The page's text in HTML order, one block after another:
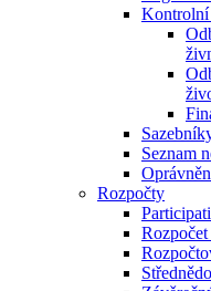
Kontrolní
Seznam
Rozpočty
Rozpočet